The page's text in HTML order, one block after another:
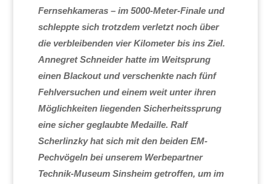
Fernsehkameras – im 5000-Meter-Finale und
schleppte sich trotzdem verletzt noch über
die verbleibenden vier Kilometer bis ins Ziel.
Annegret Schneider hatte im Weitsprung
einen Blackout und verschenkte nach fünf
Fehlversuchen und einem weit unter ihren
Möglichkeiten liegenden Sicherheitssprung
eine sicher geglaubte Medaille. Ralf
Scherlinzky hat sich mit den beiden EM-
Pechvögeln bei unserem Werbepartner
Technik-Museum Sinsheim getroffen, um im